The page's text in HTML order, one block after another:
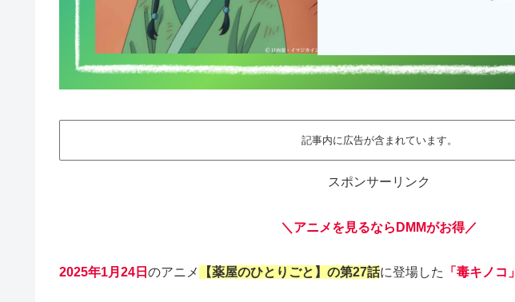
記事内に広告が含まれています。
スポンサーリンク
＼アニメを見るならDMMがお得／
2025年1月24日 のアニメ 【薬屋のひとりごと 】の第27話に登場した 「毒キノコ」